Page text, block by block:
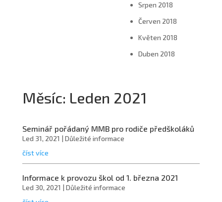
Srpen 2018
Červen 2018
Květen 2018
Duben 2018
Měsíc: Leden 2021
Seminář pořádaný MMB pro rodiče předškoláků
Led 31, 2021 | Důležité informace
číst více
Informace k provozu škol od 1. března 2021
Led 30, 2021 | Důležité informace